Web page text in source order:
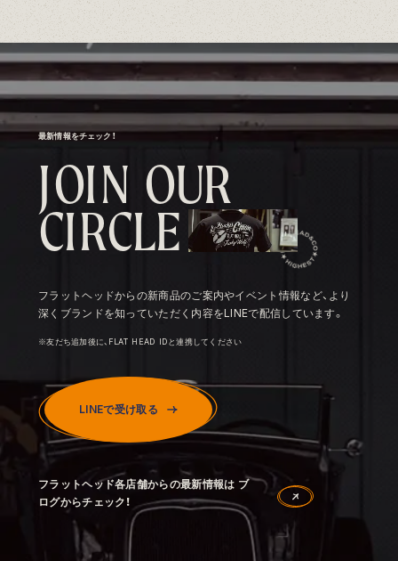
最新情報をチェック！
JOIN OUR
CIRCLE
フラットヘッドからの新商品のご案内やイベント情報など、より
深くブランドを知っていただく内容をLINEで配信しています。
※友だち追加後に、FLAT HEAD IDと連携してください
LINEで受け取る
フラットヘッド各店舗からの最新情報は ブ
ログからチェック！